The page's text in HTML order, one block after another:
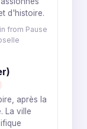
d'histoire.
from Pause
après la
La ville